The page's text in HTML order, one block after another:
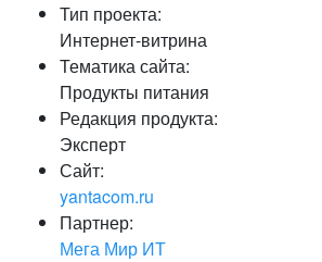
Забыли свой пароль?
Тип проекта:
Интернет-витрина
Тематика сайта:
Продукты питания
Редакция продукта:
Эксперт
Сайт:
yantacom.ru
Партнер:
Мега Мир ИТ